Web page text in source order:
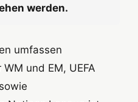
werden.
umfassen
und EM, UEFA